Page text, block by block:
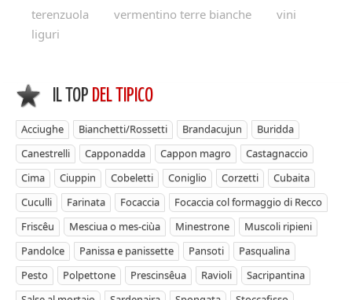
terenzuola
vermentino terre bianche
vini
liguri
IL TOP DEL TIPICO
Acciughe Bianchetti/Rossetti Brandacujun
Buridda
Canestrelli
Capponadda Cappon magro
Castagnaccio
Cima
Ciuppin Cobeletti Coniglio Corzetti
Cubaita
Cuculli
Farinata Focaccia
Focaccia col formaggio di Recco
Friscêu
Mesciua o mes-ciùa Minestrone
Muscoli ripieni
Pandolce
Panissa e panissette Pansoti
Pasqualina
Pesto
Polpettone Prescinsêua Ravioli
Sacripantina